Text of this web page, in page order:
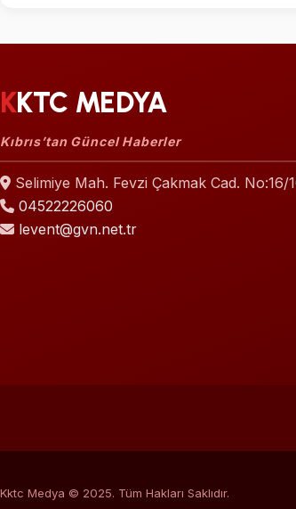
KKTC MEDYA
Kıbrıs’tan Güncel Haberler
Selimiye Mah. Fevzi Çakmak Cad. No:16/
04522226060
levent@gvn.net.tr
Kktc Medya © 2025. Tüm Hakları Saklıdır.